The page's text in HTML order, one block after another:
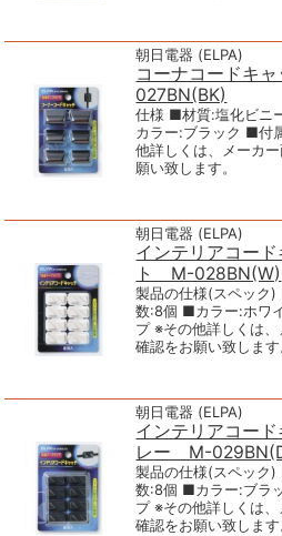
朝日電器 (ELPA)
コーナコードキ
027BN(BK)
仕様 ■材質:塩化ビニ
カラー:ブラック ■付
他詳しくは、メーカ
願い致します。
朝日電器 (ELPA)
インテリアコー
ト M-028BN(W)
製品の仕様(スペック
数:8個 ■カラー:ホワ
プ ※その他詳しくは
確認をお願い致します
朝日電器 (ELPA)
インテリアコー
レー M-
製品の仕様(スペック
数:8個 ■カラー:ブラ
プ ※その他詳しくは
確認をお願い致します